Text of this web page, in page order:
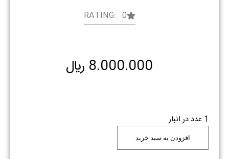
RATING: 0
8.000.000 ﷼
1 عدد در انبار
افزودن به سبد خرید